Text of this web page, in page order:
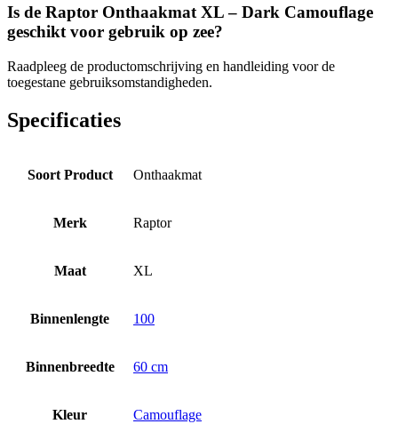
Is de Raptor Onthaakmat XL – Dark Camouflage
geschikt voor gebruik op zee?
Raadpleeg de productomschrijving en handleiding voor de
toegestane gebruiksomstandigheden.
Specificaties
Soort Product Onthaakmat
Merk Raptor
Maat XL
Binnenlengte 100
Binnenbreedte 60 cm
Kleur Camouflage